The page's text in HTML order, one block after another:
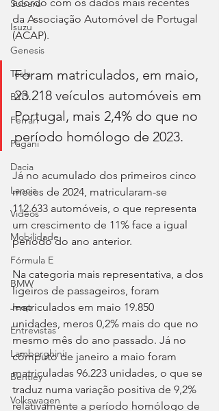
Subaru
Isuzu
Genesis
Tesla
BYD
Ferrari
Pagani
Dacia
Lancia
Videos
Mobilidade
Fórmula E
BMW
Jeep
Entrevistas
Lamborghini
Bentley
Volkswagen
da Associação Automóvel de Portugal
(ACAP).
Foram matriculados, em maio,
23.218 veículos automóveis em
Portugal, mais 2,4% do que no
período homólogo de 2023.
Já no acumulado dos primeiros cinco
meses de 2024, matricularam-se
112.633 automóveis, o que representa
um crescimento de 11% face a igual
período do ano anterior.
Na categoria mais representativa, a dos
ligeiros de passageiros, foram
matriculados em maio 19.850
unidades, meros 0,2% mais do que no
mesmo mês do ano passado. Já no
cômputo de janeiro a maio foram
matriculadas 96.223 unidades, o que se
traduz numa variação positiva de 9,2%
relativamente a período homólogo de